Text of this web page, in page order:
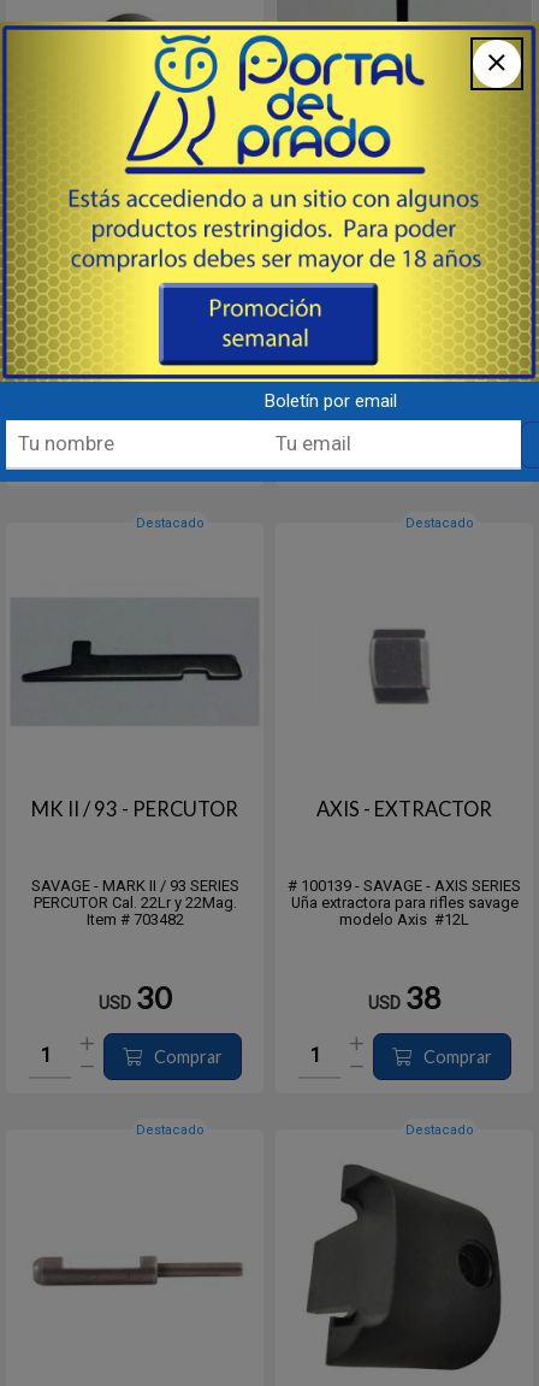
MK II / 93 - FLEJE
SAVAGE - MARK II / 93 SERIES
FLEJE DE EXTRACTOR #33A
Item # 702655
30
MK II / 93 - RETÉN
SAVAGE - MARK II / 93 SERIES
RETÉN DE CARGADOR
Modelos c/ Accutrigger
USD 30
Destacado
MK II / 93 - PERCUTOR
SAVAGE - MARK II / 93 SERIES
PERCUTOR Cal. 22Lr y 22Mag.
Item # 703482
USD 30
Comprar
Destacado
AXIS - EXTRACTOR
# 100139 - SAVAGE - AXIS SERIES
Uña extractora para rifles savage
modelo Axis #12L
USD 38
Comprar
Destacado Destacado
Boletín por email